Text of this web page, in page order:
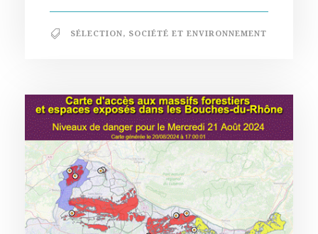
SÉLECTION, SOCIÉTÉ ET ENVIRONNEMENT